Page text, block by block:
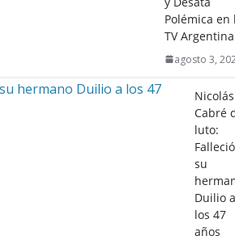
Polémica en
TV Argentina
agosto 3,
Nicolás
Cabré
luto:
Falleció
su
Duilio a
los 47
años